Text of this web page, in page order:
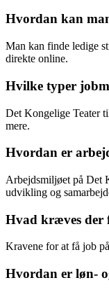
Hvordan kan
Man kan finde ledige
direkte online.
Hvilke typer
Det Kongelige Teater
mere.
Hvordan er
Arbejdsmiljøet på Det
udvikling og
Hvad kræves der
Kravene for at få job
Hvordan er løn-